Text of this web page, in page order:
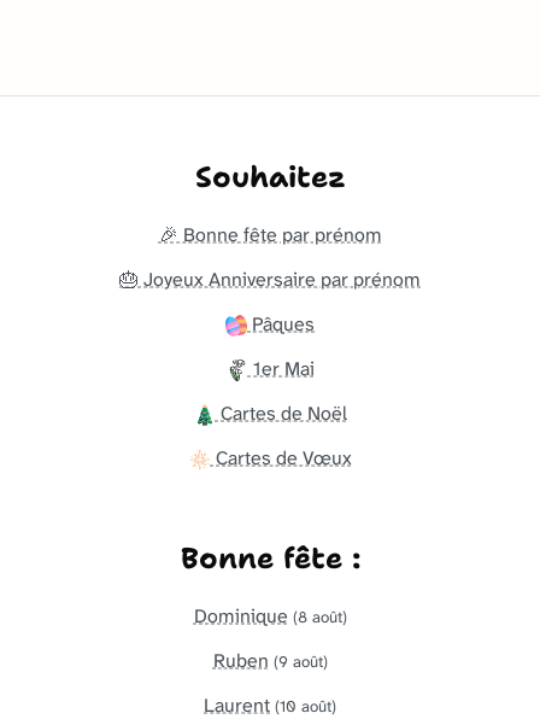
Souhaitez
🎉 Bonne fête par prénom
🎂 Joyeux Anniversaire par prénom
Pâques
1er Mai
Cartes de Noël
Cartes de Vœux
Bonne fête :
Dominique (8 août)
Ruben (9 août)
Laurent (10 août)